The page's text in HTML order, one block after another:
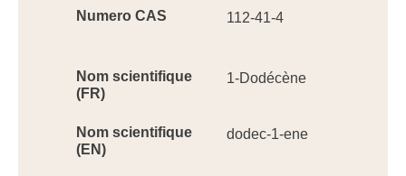
Numero CAS 112-41-4
Nom scientifique
(FR)
1-Dodécène
Nom scientifique
(EN)
dodec-1-ene